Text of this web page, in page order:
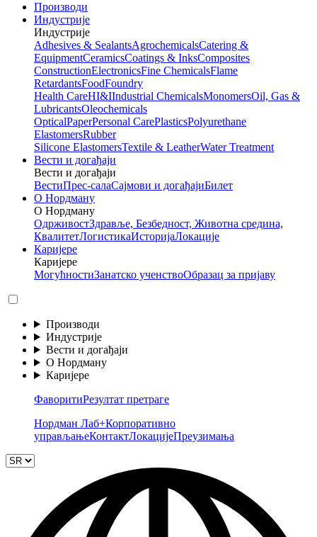
Производи
Индустрије
Индустрије
Adhesives & SealantsAgrochemicalsCatering &
EquipmentCeramicsCoatings & InksComposites
ConstructionElectronicsFine ChemicalsFlame
RetardantsFoodFoundry
Health CareHI&IIndustrial ChemicalsMonomersOil, Gas &
LubricantsOleochemicals
OpticalPaperPersonal CarePlasticsPolyurethane
ElastomersRubber
Silicone ElastomersTextile & LeatherWater Treatment
Вести и догађаји
Вести и догађаји
ВестиПрес-салаСајмови и догађајиБилет
О Нордману
О Нордману
ОдрживостЗдравље, Безбедност, Животна средина,
КвалитетЛогистикаИсторијаЛокације
Каријере
Каријере
МогућностиЗанатско ученствоОбразац за пријаву
Производи
Индустрије
Вести и догађаји
О Нордману
Каријере
ФаворитиРезултат претраге
Нордман Лаб+Корпоративно
управљањеКонтактЛокацијеПреузимања